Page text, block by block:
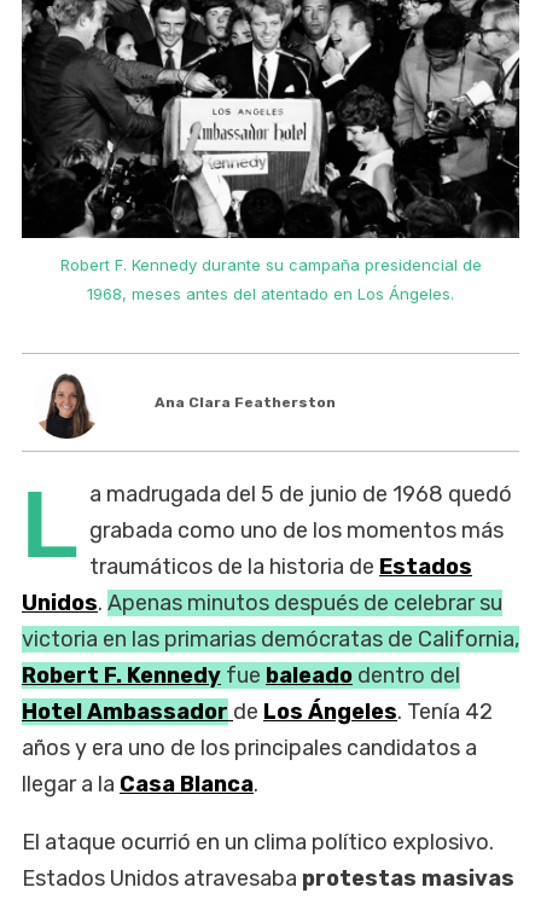
Robert F. Kennedy durante su campaña presidencial de
1968, meses antes del atentado en Los Ángeles.
Ana Clara Featherston
L a madrugada del 5 de junio de 1968 quedó
grabada como uno de los momentos más
traumáticos de la historia de Estados
Unidos. Apenas minutos después de celebrar su
victoria en las primarias demócratas de California,
Robert F. Kennedy fue baleado dentro del
Hotel Ambassador de Los Ángeles. Tenía 42
años y era uno de los principales candidatos a
llegar a la Casa Blanca.
El ataque ocurrió en un clima político explosivo.
Estados Unidos atravesaba protestas masivas